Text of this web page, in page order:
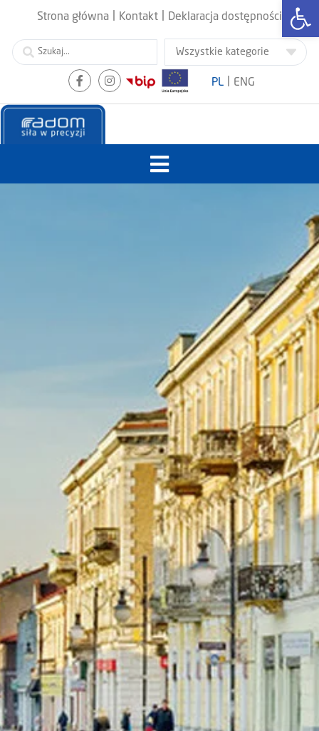
Strona główna Kontakt Deklaracja dostępności
PL ENG